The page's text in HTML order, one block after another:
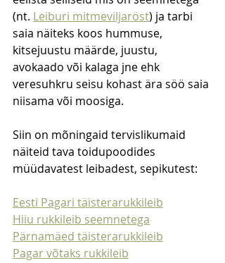
(nt. Leiburi mitmeviljaröst) ja tarbi
saia näiteks koos hummuse,
kitsejuustu määrde, juustu,
avokaado või kalaga jne ehk
veresuhkru seisu kohast ära söö saia
niisama või moosiga.
Siin on mõningaid tervislikumaid
näiteid tava toidupoodides
müüdavatest leibadest, sepikutest:
Eesti Pagari täisterarukkileib
Hiiu rukkileib seemnetega
Pärnamäed täisterarukkileib
Pagar võtaks rukkileib